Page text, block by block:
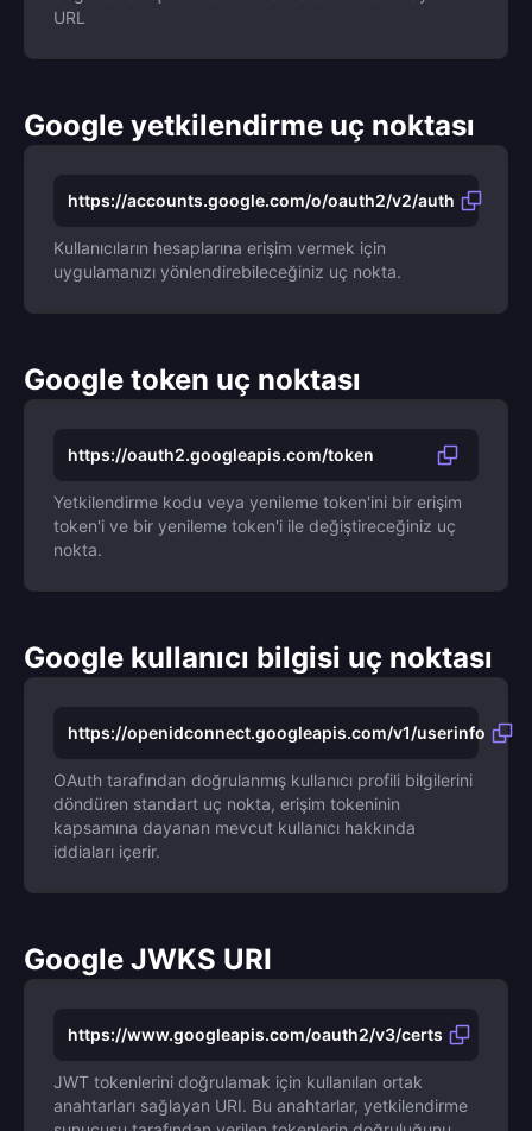
URL
Google yetkilendirme uç noktası
https://accounts.google.com/o/oauth2/v2/auth
Kullanıcıların hesaplarına erişim vermek için
uygulamanızı yönlendirebileceğiniz uç nokta.
Google token uç noktası
https://oauth2.googleapis.com/token
Yetkilendirme kodu veya yenileme token'ini bir erişim
token'i ve bir yenileme token'i ile değiştireceğiniz uç
nokta.
Google kullanıcı bilgisi uç noktası
https://openidconnect.googleapis.com/v1/userinfo
OAuth tarafından doğrulanmış kullanıcı profili bilgilerini
döndüren standart uç nokta, erişim tokeninin
kapsamına dayanan mevcut kullanıcı hakkında
iddiaları içerir.
Google JWKS URI
https://www.googleapis.com/oauth2/v3/certs
JWT tokenlerini doğrulamak için kullanılan ortak
anahtarları sağlayan URI. Bu anahtarlar, yetkilendirme